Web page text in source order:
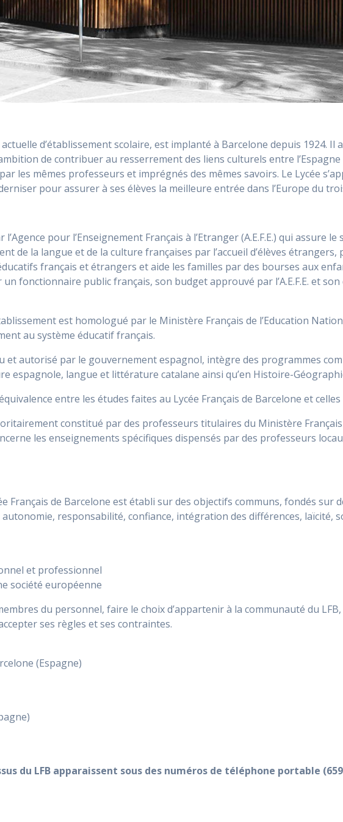
d’établissement scolaire, est implanté à Barcelone depuis 1924.
de contribuer au resserrement des liens culturels entre
les mêmes professeurs et imprégnés des mêmes savoirs. Le Lycée
pour assurer à ses élèves la meilleure entrée dans l’Europe du
pour l’Enseignement Français à l’Etranger (A.E.F.E.) qui assure
de la langue et de la culture françaises par l’accueil d’élèves
français et étrangers et aide les familles par des bourses aux
fonctionnaire public français, son budget approuvé par l’A.E.F.E. et
est homologué par le Ministère Français de l’Education
au système éducatif français.
et autorisé par le gouvernement espagnol, intègre des programmes
espagnole, langue et littérature catalane ainsi qu’en Histoire-
entre les études faites au Lycée Français de Barcelone et
constitué par des professeurs titulaires du Ministère Français
les enseignements spécifiques dispensés par des professeurs
Français de Barcelone est établi sur des objectifs communs, fondés sur
autonomie, responsabilité, confiance, intégration des différences,
et professionnel
société européenne
du personnel, faire le choix d’appartenir à la communauté du
ses règles et ses contraintes.
(Espagne)
du LFB apparaissent sous des numéros de téléphone portable (659